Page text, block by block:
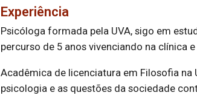
Experiência
Psicóloga formada pela UVA, sigo em
percurso de 5 anos vivenciando na clínica
Acadêmica de licenciatura em Filosofia
psicologia e as questões da sociedade